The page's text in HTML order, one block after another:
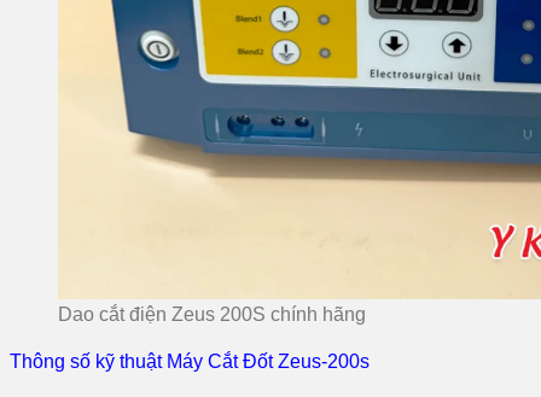
Dao cắt điện Zeus 200S chính hãng
Thông số kỹ thuật Máy Cắt Đốt Zeus-200s